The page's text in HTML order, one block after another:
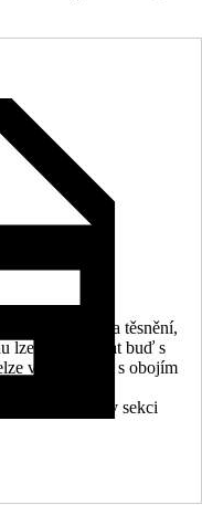
sada těsnění,
lze kombinovat buď s
v kombinaci s obojím
Najdete ji v sekci